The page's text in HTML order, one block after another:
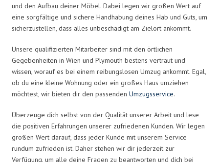
und den Aufbau deiner Möbel. Dabei legen wir großen Wert auf
eine sorgfältige und sichere Handhabung deines Hab und Guts, um
sicherzustellen, dass alles unbeschädigt am Zielort ankommt.
Unsere qualifizierten Mitarbeiter sind mit den örtlichen
Gegebenheiten in Wien und Plymouth bestens vertraut und
wissen, worauf es bei einem reibungslosen Umzug ankommt. Egal,
ob du eine kleine Wohnung oder ein großes Haus umziehen
möchtest, wir bieten dir den passenden Umzugsservice.
Überzeuge dich selbst von der Qualität unserer Arbeit und lese
die positiven Erfahrungen unserer zufriedenen Kunden. Wir legen
großen Wert darauf, dass jeder Kunde mit unserem Service
rundum zufrieden ist. Daher stehen wir dir jederzeit zur
Verfügung, um alle deine Fragen zu beantworten und dich bei